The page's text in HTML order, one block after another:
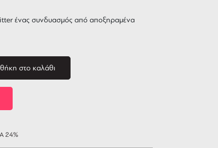
ένας συνδυασμός από αποξηραμένα
στο καλάθι
24%